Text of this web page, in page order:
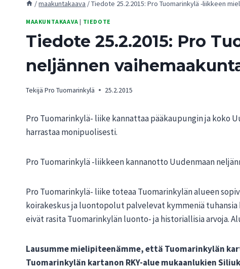
/maakuntakaava /Tiedote 25.2.2015: Pro Tuomarinkylä -liikkeen
MAAKUNTAKAAVA | TIEDOTE
Tiedote 25.2.2015: Pro
neljännen
Tekijä Pro Tuomarinkylä 25.2.2015
Pro Tuomarinkylä- liike kannattaa pääkaupungin ja koko
harrastaa monipuolisesti.
Pro Tuomarinkylä -liikkeen kannanotto Uudenmaan
Pro Tuomarinkylä- liike toteaa Tuomarinkylän alueen
koirakeskus ja luontopolut palvelevat kymmeniä
eivät rasita Tuomarinkylän luonto- ja historiallisia arvoja.
Lausumme mielipiteenämme, että Tuomarinkylän
Tuomarinkylän kartanon RKY-alue mukaanlukien